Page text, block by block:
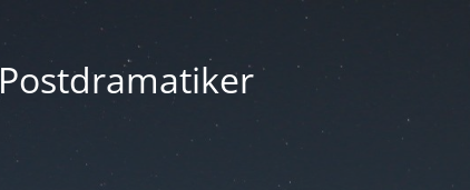
Postdramatiker